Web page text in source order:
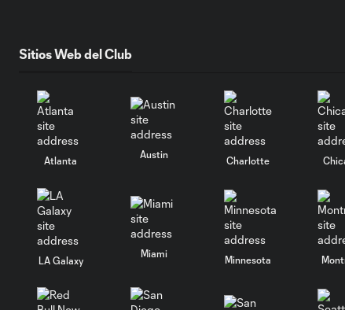
Sitios Web del Club
Atlanta
Austin
Charlotte
LA Galaxy
Miami
Minnesota